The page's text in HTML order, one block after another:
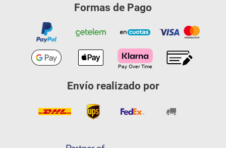
Formas de Pago
Envío realizado por